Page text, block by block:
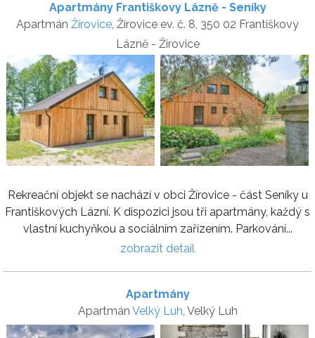
Apartmány Františkovy Lázně - Seníky
Apartmán Žírovice, Žírovice ev. č. 8, 350 02 Františkovy
Lázně - Žírovice
Rekreační objekt se nachází v obci Žírovice - část Seníky u
Františkových Lázní. K dispozici jsou tři apartmány, každý s
vlastní kuchyňkou a sociálním zařízením. Parkování...
zobrazit detail
Apartmány
Apartmán Velký Luh, Velký Luh